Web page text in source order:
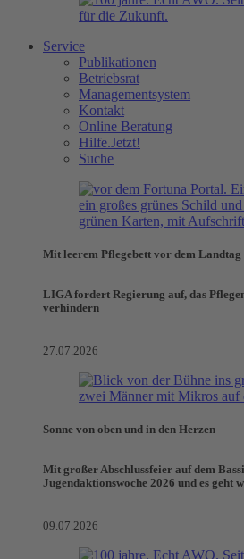
Service
Publikationen
Betriebsrat
Managementsystem
Kontakt
Online Beratung
Hilfe.Jetzt!
Suche
Mit leerem Pflegebett vor dem Landtag
LIGA fordert Regierung auf, das
verhindern
27.07.2026
Sonne von oben und in den Herzen
Mit großer Abschlussfeier auf dem
Jugendaktionswoche 2026 und es geht
09.07.2026